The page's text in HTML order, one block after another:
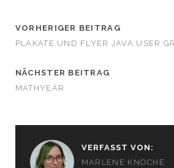
VORHERIGER BEITRAG
PLAKATE UND FLYER JAVA USER
NÄCHSTER BEITRAG
MATHYEAR
VERFASST VON:
MARLENE KNOCHE